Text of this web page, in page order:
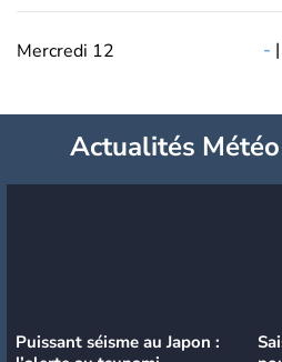
Mercredi 12 - |
Actualités
Puissant séisme au Japon :